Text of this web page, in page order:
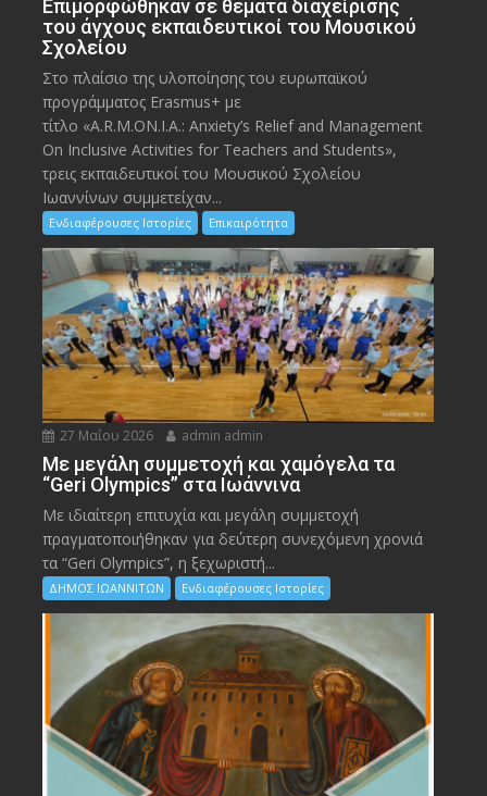
Eπιμορφώθηκαν σε θέματα διαχείρισης
του άγχους εκπαιδευτικοί του Μουσικού
Σχολείου
Στο πλαίσιο της υλοποίησης του ευρωπαϊκού
προγράμματος Erasmus+ με
τίτλο «A.R.M.ON.I.A.: Anxiety’s Relief and Management
On Inclusive Activities for Teachers and Students»,
τρεις εκπαιδευτικοί του Μουσικού Σχολείου
Ιωαννίνων συμμετείχαν...
Ενδιαφέρουσες Ιστορίες Επικαιρότητα
27 Μαΐου 2026 admin admin
Με μεγάλη συμμετοχή και χαμόγελα τα
“Geri Olympics” στα Ιωάννινα
Με ιδιαίτερη επιτυχία και μεγάλη συμμετοχή
πραγματοποιήθηκαν για δεύτερη συνεχόμενη χρονιά
τα “Geri Olympics”, η ξεχωριστή...
ΔΗΜΟΣ ΙΩΑΝΝΙΤΩΝ Ενδιαφέρουσες Ιστορίες